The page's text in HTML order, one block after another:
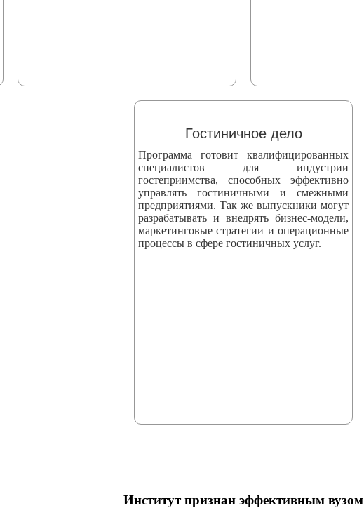
Гостиничное дело
Программа готовит квалифицированных
специалистов для индустрии
гостеприимства, способных эффективно
управлять гостиничными и смежными
предприятиями. Так же выпускники могут
разрабатывать и внедрять бизнес‑модели,
маркетинговые стратегии и операционные
процессы в сфере гостиничных услуг.
Институт признан эффективным вузом